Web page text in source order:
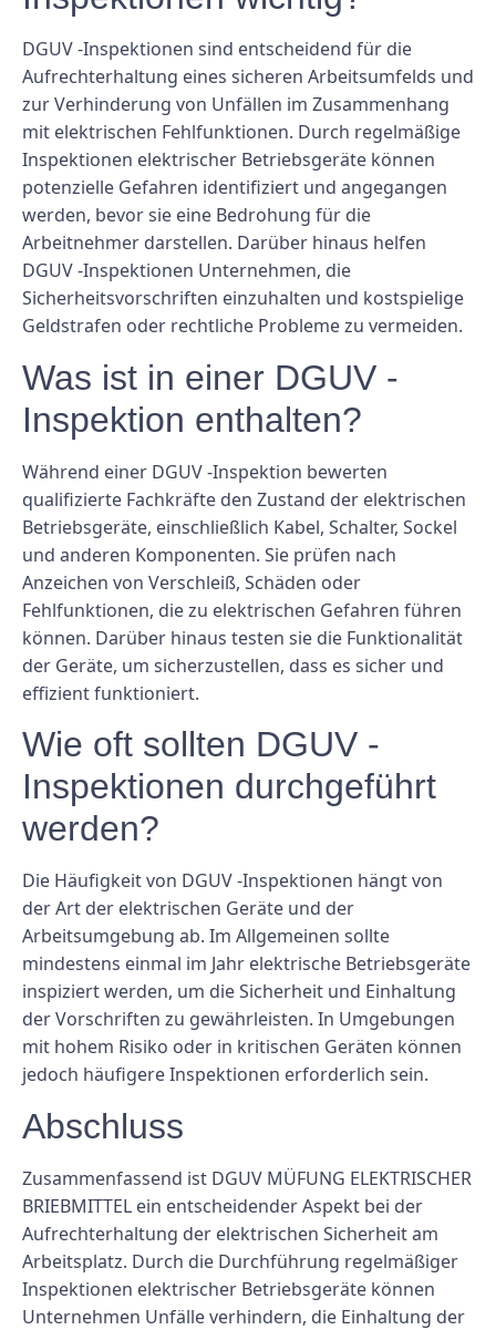
DGUV -Inspektionen sind entscheidend für die
Aufrechterhaltung eines sicheren Arbeitsumfelds und
zur Verhinderung von Unfällen im Zusammenhang
mit elektrischen Fehlfunktionen. Durch regelmäßige
Inspektionen elektrischer Betriebsgeräte können
potenzielle Gefahren identifiziert und angegangen
werden, bevor sie eine Bedrohung für die
Arbeitnehmer darstellen. Darüber hinaus helfen
DGUV -Inspektionen Unternehmen, die
Sicherheitsvorschriften einzuhalten und kostspielige
Geldstrafen oder rechtliche Probleme zu vermeiden.
Was ist in einer DGUV -
Inspektion enthalten?
Während einer DGUV -Inspektion bewerten
qualifizierte Fachkräfte den Zustand der elektrischen
Betriebsgeräte, einschließlich Kabel, Schalter, Sockel
und anderen Komponenten. Sie prüfen nach
Anzeichen von Verschleiß, Schäden oder
Fehlfunktionen, die zu elektrischen Gefahren führen
können. Darüber hinaus testen sie die Funktionalität
der Geräte, um sicherzustellen, dass es sicher und
effizient funktioniert.
Wie oft sollten DGUV -
Inspektionen durchgeführt
werden?
Die Häufigkeit von DGUV -Inspektionen hängt von
der Art der elektrischen Geräte und der
Arbeitsumgebung ab. Im Allgemeinen sollte
mindestens einmal im Jahr elektrische Betriebsgeräte
inspiziert werden, um die Sicherheit und Einhaltung
der Vorschriften zu gewährleisten. In Umgebungen
mit hohem Risiko oder in kritischen Geräten können
jedoch häufigere Inspektionen erforderlich sein.
Abschluss
Zusammenfassend ist DGUV MÜFUNG ELEKTRISCHER
BRIEBMITTEL ein entscheidender Aspekt bei der
Aufrechterhaltung der elektrischen Sicherheit am
Arbeitsplatz. Durch die Durchführung regelmäßiger
Inspektionen elektrischer Betriebsgeräte können
Unternehmen Unfälle verhindern, die Einhaltung der